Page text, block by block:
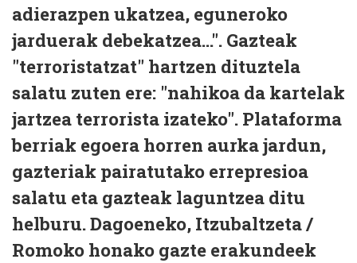
adierazpen ukatzea, eguneroko
jarduerak debekatzea...". Gazteak
"terroristatzat" hartzen dituztela
salatu zuten ere: "nahikoa da kartelak
jartzea terrorista izateko". Plataforma
berriak egoera horren aurka jardun,
gazteriak pairatutako errepresioa
salatu eta gazteak laguntzea ditu
helburu. Dagoeneko, Itzubaltzeta /
Romoko honako gazte erakundeek